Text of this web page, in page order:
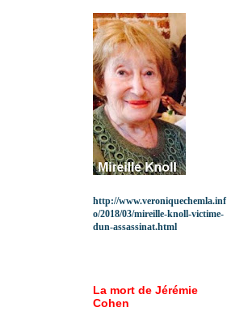
http://www.veroniquechemla.inf
o/2018/03/mireille-knoll-victime-
dun-assassinat.html
La mort de Jérémie
Cohen